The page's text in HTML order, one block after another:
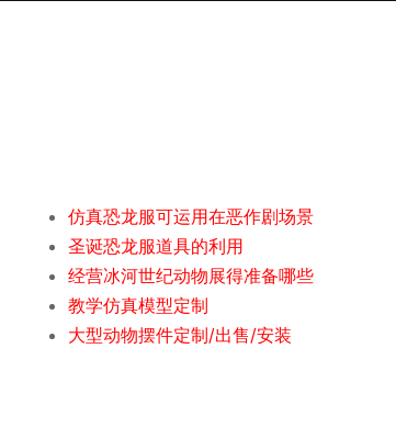
仿真恐龙服可运用在恶作剧场景
圣诞恐龙服道具的利用
经营冰河世纪动物展得准备哪些
教学仿真模型定制
大型动物摆件定制/出售/安装